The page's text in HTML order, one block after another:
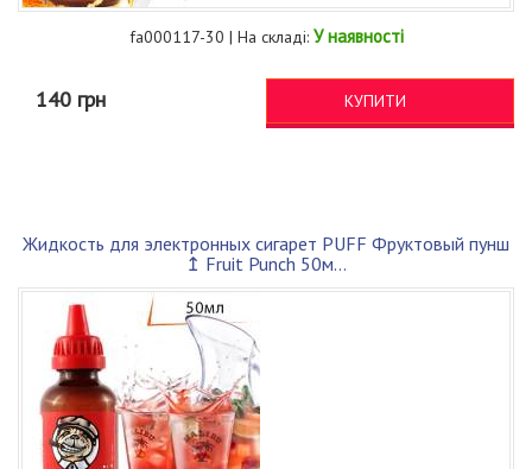
fa000117-30 | На складі: У наявності
140 грн КУПИТИ
Жидкость для электронных сигарет PUFF Фруктовый пунш
↥ Fruit Punch 50м...